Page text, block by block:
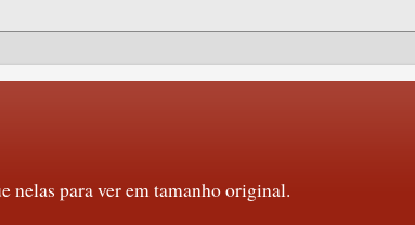
nelas para ver em tamanho original.